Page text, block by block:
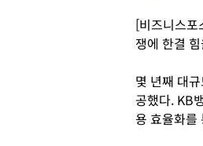
[비즈니스포
쟁에 한결
몇 년째 대
공했다. KB
용 효율화를